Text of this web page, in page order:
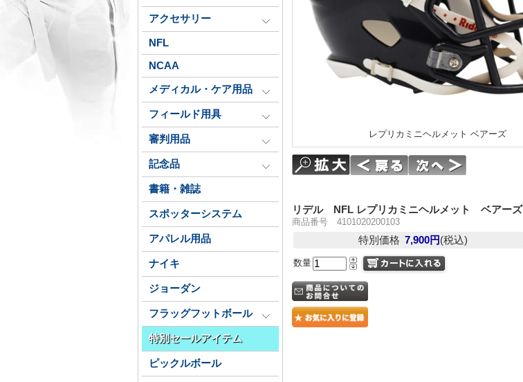
アクセサリー
NFL
NCAA
メディカル・ケア用品
フィールド用具
審判用品
記念品
書籍・雑誌
スポッターシステム
アパレル用品
ナイキ
ジョーダン
フラッグフットボール
特別セールアイテム
ピックルボール
レプリカミニヘルメット ベアーズ
リデル NFL レプリカミニヘルメット ベアーズ
商品番号 4101020200103
特別価格 7,900円(税込)
数量